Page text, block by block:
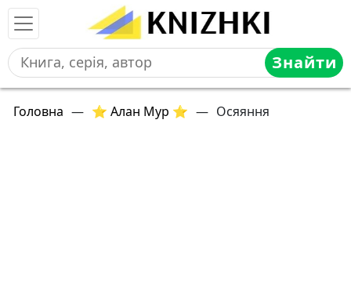
Знайти
Головна — ⭐ Алан Мур ⭐ — Осяяння